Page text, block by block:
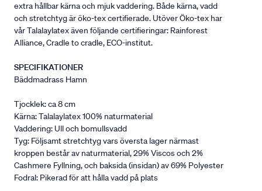
extra hållbar kärna och mjuk vaddering. Både kärna, vadd
och stretchtyg är öko-tex certifierade. Utöver Öko-tex har
vår Talalaylatex även följande certifieringar: Rainforest
Alliance, Cradle to cradle, ECO-institut.
SPECIFIKATIONER
Bäddmadrass Hamn
Tjocklek: ca 8 cm
Kärna: Talalaylatex 100% naturmaterial
Vaddering: Ull och bomullsvadd
Tyg: Följsamt stretchtyg vars översta lager närmast
kroppen består av naturmaterial, 29% Viscos och 2%
Cashmere Fyllning, och baksida (insidan) av 69% Polyester
Fodral: Pikerad för att hålla vadd på plats